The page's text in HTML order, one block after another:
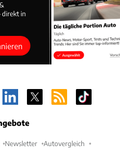
direkt in
Newsletter Autovergleich